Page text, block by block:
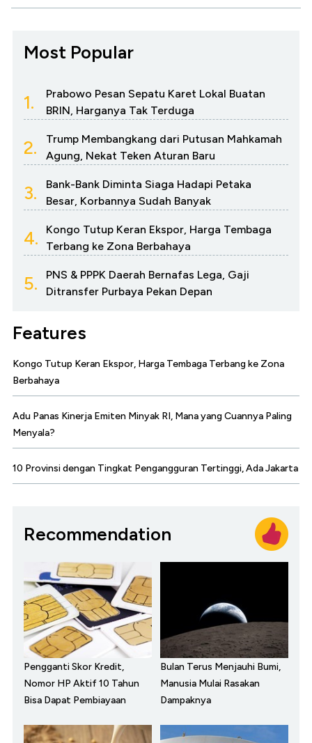
Most Popular
1.
Prabowo Pesan Sepatu Karet Lokal Buatan
BRIN, Harganya Tak Terduga
2.
Trump Membangkang dari Putusan Mahkamah
Agung, Nekat Teken Aturan Baru
3.
Bank-Bank Diminta Siaga Hadapi Petaka
Besar, Korbannya Sudah Banyak
4.
Kongo Tutup Keran Ekspor, Harga Tembaga
Terbang ke Zona Berbahaya
5.
PNS & PPPK Daerah Bernafas Lega, Gaji
Ditransfer Purbaya Pekan Depan
Features
Kongo Tutup Keran Ekspor, Harga Tembaga Terbang ke Zona
Berbahaya
Adu Panas Kinerja Emiten Minyak RI, Mana yang Cuannya Paling
Menyala?
10 Provinsi dengan Tingkat Pengangguran Tertinggi, Ada Jakarta
Recommendation
Pengganti Skor Kredit,
Nomor HP Aktif 10 Tahun
Bisa Dapat Pembiayaan
Bulan Terus Menjauhi Bumi,
Manusia Mulai Rasakan
Dampaknya